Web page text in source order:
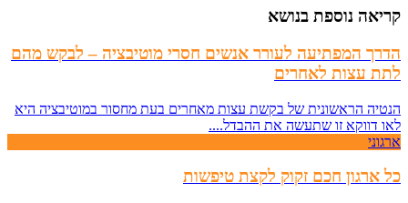
קריאה נוספת בנושא
הדרך המפתיעה לעורר אנשים חסרי מוטיבציה – לבקש מהם
לתת עצות לאחרים
הנטיה הראשונית של בקשת עצות מאחרים בעת מחסור במוטיבציה היא
לאו דווקא זו שתעשה את ההבדל....
ארגוני
כל ארגון חכם זקוק לקצת טיפשות